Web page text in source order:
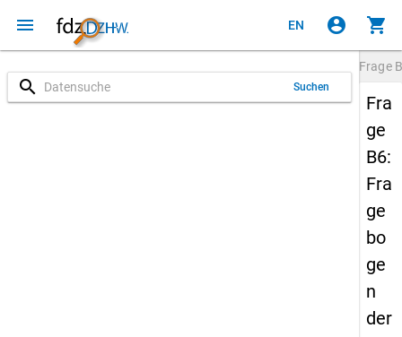
menu EN account_circle shopping_cart
search Suchen
Frage
Fra
ge
B6:
Fra
ge
bo
ge
n
der